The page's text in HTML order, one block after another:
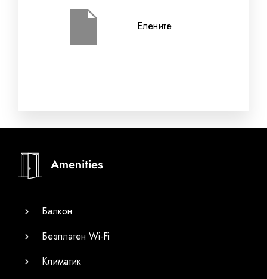
Елените
Amenities
Балкон
Безплатен Wi-Fi
Климатик